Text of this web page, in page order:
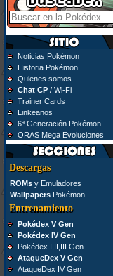
Noticias Pokémon
Historia Pokémon
Quienes somos
Chat CP/ Wi-Fi
Trainer Cards
Linkeanos
6ª Generación Pokémon
ORAS Mega Evoluciones
Descargas
ROMsy Emuladores
WallpapersPokémon
Entrenamiento
Pokédex V Gen
Pokédex IV Gen
Pokédex I,II,III Gen
AtaqueDex V Gen
AtaqueDex IV Gen